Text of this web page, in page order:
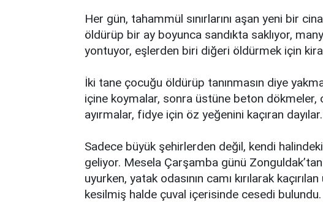
Her gün, tahammül sınırlarını aşan yeni bir
öldürüp bir ay boyunca sandıkta saklıyor,
yontuyor, eşlerden biri diğeri öldürmek için
İki tane çocuğu öldürüp tanınmasın diye
içine koymalar, sonra üstüne beton dökmeler,
ayırmalar, fidye için öz yeğenini kaçıran
Sadece büyük şehirlerden değil, kendi
geliyor. Mesela Çarşamba günü
uyurken, yatak odasının camı kırılarak
kesilmiş halde çuval içerisinde cesedi bulundu.